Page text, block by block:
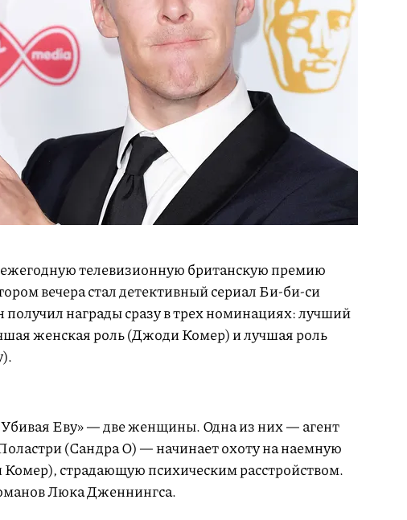
ежегодную телевизионную британскую премию
вечера стал детективный сериал Би-би-си
награды сразу в трех номинациях: лучший
женская роль (Джоди Комер) и лучшая роль
Еву» — две женщины. Одна из них — агент
(Сандра О) — начинает охоту на наемную
страдающую психическим расстройством.
Люка Дженнингса.